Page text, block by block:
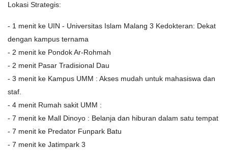
Lokasi Strategis:
- 1 menit ke UIN - Universitas Islam Malang 3 Kedokteran: Dekat
dengan kampus ternama
- 2 menit ke Pondok Ar-Rohmah
- 2 menit Pasar Tradisional Dau
- 3 menit ke Kampus UMM : Akses mudah untuk mahasiswa dan
staf.
- 4 menit Rumah sakit UMM :
- 7 menit ke Mall Dinoyo : Belanja dan hiburan dalam satu tempat
- 7 menit ke Predator Funpark Batu
- 7 menit ke Jatimpark 3